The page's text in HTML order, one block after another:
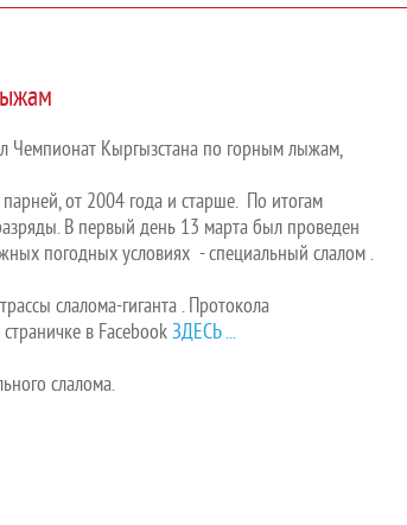
Чемпионат Кыргызстана по горным лыжам,
от 2004 года и старше. По итогам
В первый день 13 марта был проведен
погодных условиях - специальный слалом .
слалома-гиганта . Протокола
в Facebook ЗДЕСЬ ...
слалома.